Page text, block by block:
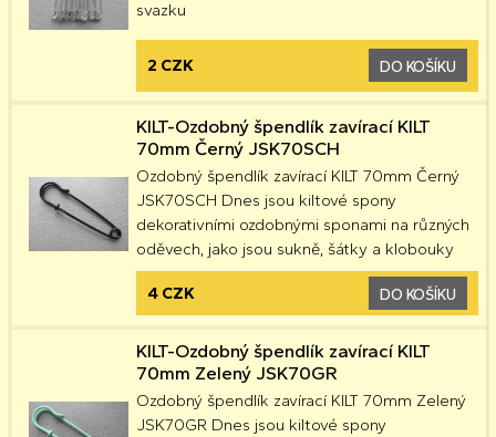
svazku
2 CZK DO KOŠÍKU
KILT-Ozdobný špendlík zavírací KILT
70mm Černý JSK70SCH
Ozdobný špendlík zavírací KILT 70mm Černý
JSK70SCH Dnes jsou kiltové spony
dekorativními ozdobnými sponami na různých
oděvech, jako jsou sukně, šátky a klobouky
4 CZK DO KOŠÍKU
KILT-Ozdobný špendlík zavírací KILT
70mm Zelený JSK70GR
Ozdobný špendlík zavírací KILT 70mm Zelený
JSK70GR Dnes jsou kiltové spony